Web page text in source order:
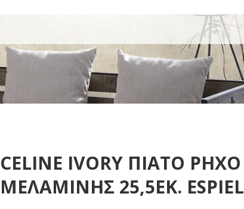
CELINE IVORY ΠΙΑΤΟ ΡΗΧΟ
ΜΕΛΑΜΙΝΗΣ 25,5ΕΚ. ESPIEL